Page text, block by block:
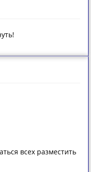
всех разместить